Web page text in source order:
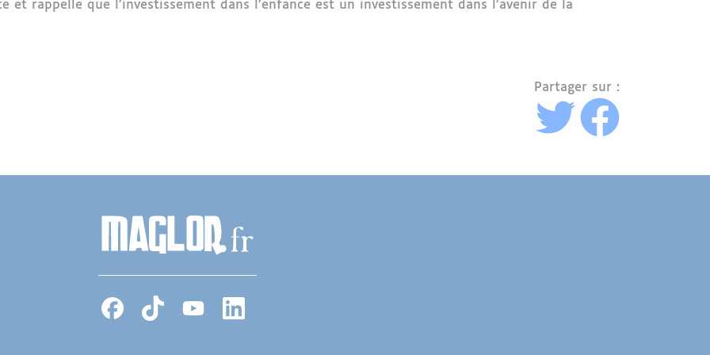
et rappelle que l’investissement dans l’enfance est un investissement dans l’avenir de la
Partager sur :